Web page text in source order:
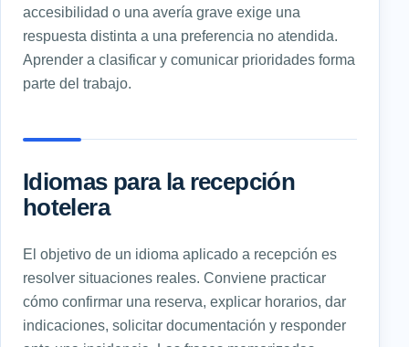
accesibilidad o una avería grave exige una
respuesta distinta a una preferencia no atendida.
Aprender a clasificar y comunicar prioridades forma
parte del trabajo.
Idiomas para la recepción
hotelera
El objetivo de un idioma aplicado a recepción es
resolver situaciones reales. Conviene practicar
cómo confirmar una reserva, explicar horarios, dar
indicaciones, solicitar documentación y responder